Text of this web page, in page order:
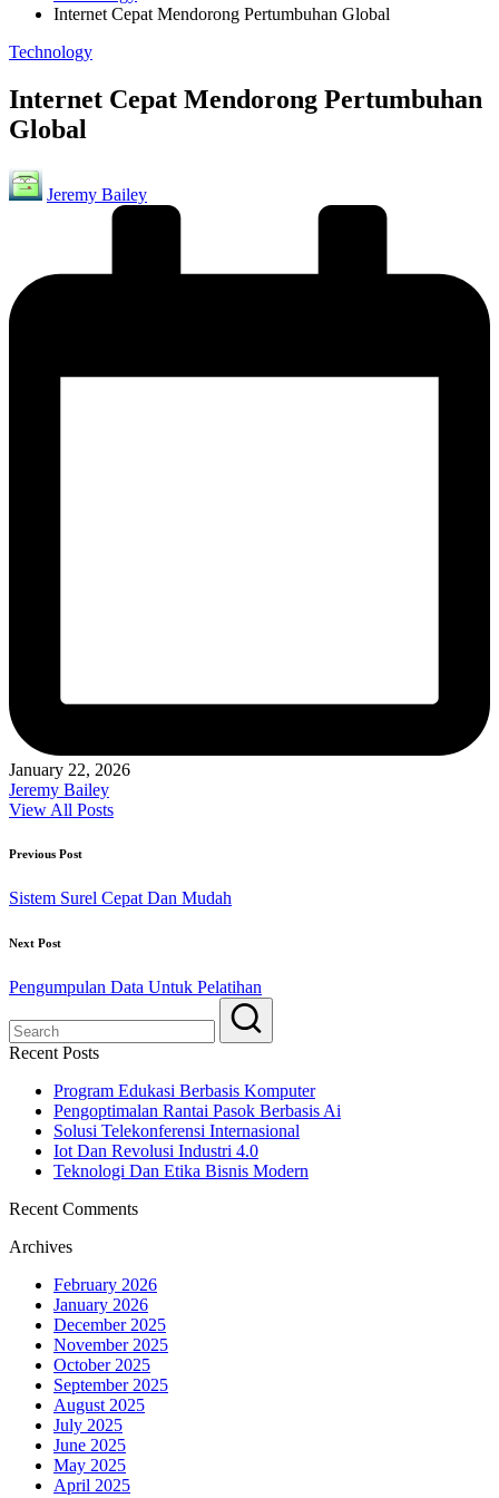
Internet Cepat Mendorong Pertumbuhan Global
Posted
Technology
Internet Cepat Mendorong Pertumbuhan
Global
Posted
by
Jeremy Bailey
January 22, 2026
Jeremy Bailey
View All Posts
Post
navigation
Previous Post
Sistem Surel Cepat Dan Mudah
Next Post
Pengumpulan Data Untuk Pelatihan
Recent Posts
Program Edukasi Berbasis Komputer
Pengoptimalan Rantai Pasok Berbasis Ai
Solusi Telekonferensi Internasional
Iot Dan Revolusi Industri 4.0
Teknologi Dan Etika Bisnis Modern
Recent Comments
Archives
February 2026
January 2026
December 2025
November 2025
October 2025
September 2025
August 2025
July 2025
June 2025
May 2025
April 2025